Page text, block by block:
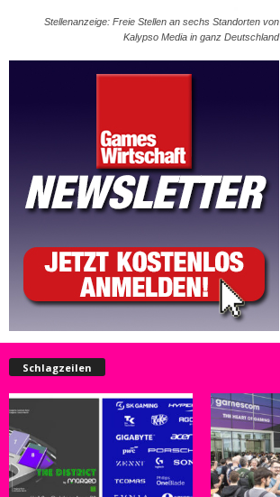
Stellenanzeige: Freie Stellen an sechs Standorten von
Kalypso Media in ganz Deutschland
Schlagzeilen